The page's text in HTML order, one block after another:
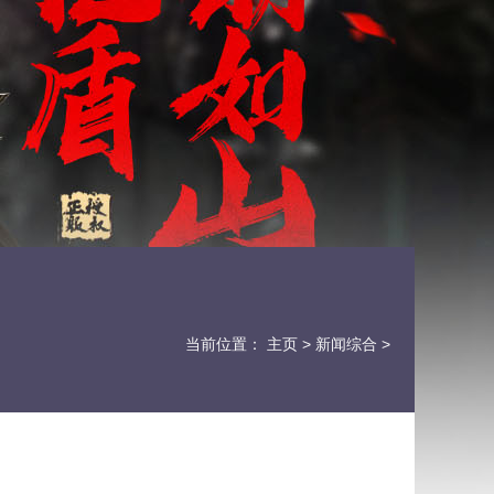
当前位置： 主页 > 新闻综合 >